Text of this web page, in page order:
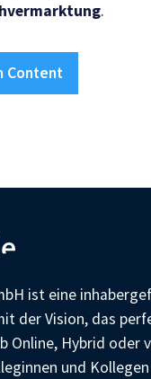
.
Content
ist eine
der Vision, das
Online, Hybrid oder
und